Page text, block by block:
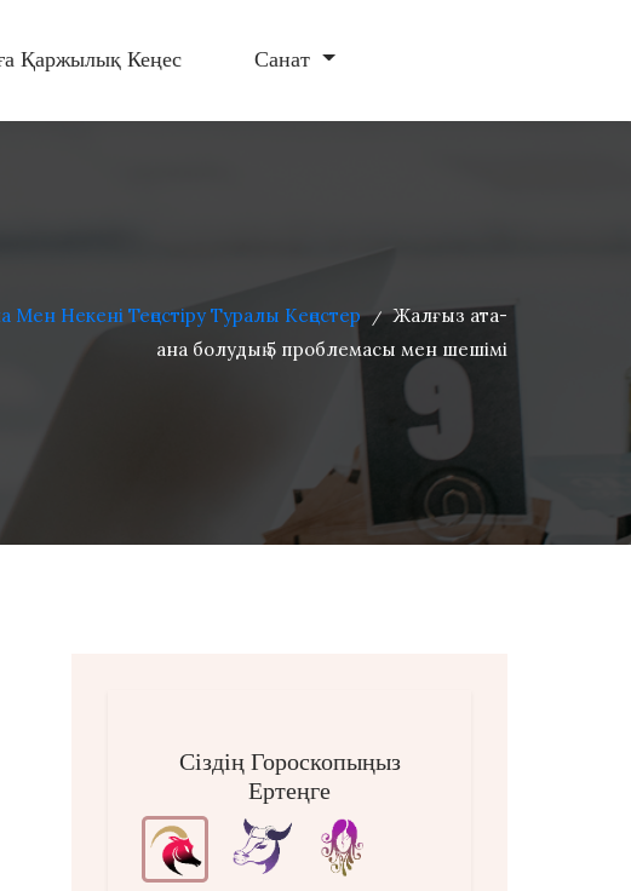
Қаржылық Кеңес Санат
Мен Некені Теңестіру Туралы Кеңестер / Жалғыз ата-
ана болудың 5 проблемасы мен шешімі
Сіздің Гороскопыңыз
Ертеңге